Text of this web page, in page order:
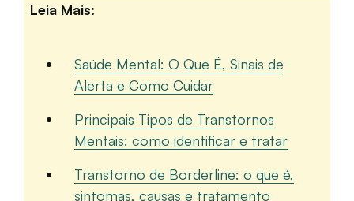
Leia Mais:
Saúde Mental: O Que É, Sinais de
Alerta e Como Cuidar
Principais Tipos de Transtornos
Mentais: como identificar e tratar
Transtorno de Borderline: o que é,
sintomas, causas e tratamento